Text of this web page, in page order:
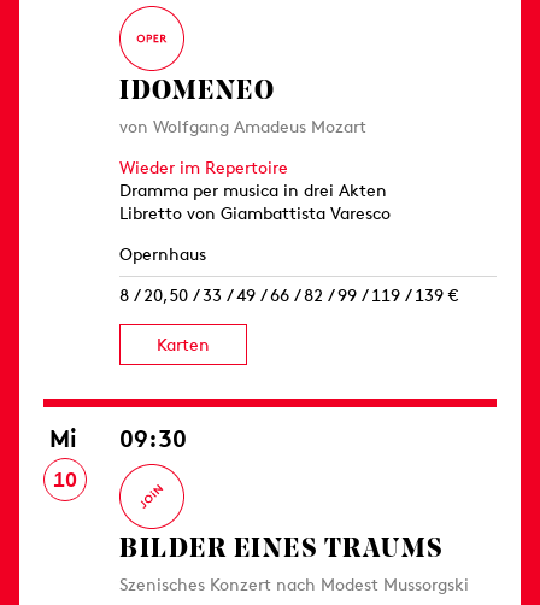
IDOMENEO
von Wolfgang Amadeus Mozart
Wieder im Repertoire
Dramma per musica in drei Akten
Libretto von Giambattista Varesco
Opernhaus
8 / 20,50 / 33 / 49 / 66 / 82 / 99 / 119 / 139 €
Karten
Mi
10
09:30
BILDER EINES TRAUMS
Szenisches Konzert nach Modest Mussorgski